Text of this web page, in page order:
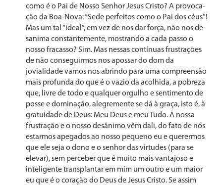
como é o Pai de Nosso Senhor Jesus Cristo? A provoca­
ção da Boa-Nova: “Sede perfeitos como o Pai dos céus”!
Mas um tal “ideal”, em vez de nos dar força, não nos de­
sanima constantemente, mostrando a cada passo o
nosso fracasso? Sim. Mas nessas contínuas frustrações
de não con­seguirmos nos apossar do dom da
jovialidade vamos nos abrindo para uma compreensão
mais profunda do que é o vazio da acolhida, a pobreza
que, livre de todo e qualquer orgulho e sentimento de
posse e dominação, alegremen­te se dá à graça, isto é, à
gratuidade de Deus: Meu Deus e meu Tudo. A nossa
frustração e o nosso desânimo vêm dali, do fato de nós
estarmos apegados ao nosso pequeno eu e querermos
que ele seja o dono e o senhor das virtu­des (para se
elevar), sem perceber que é muito mais van­tajoso e
inteligente transplantar em mim um outro e um maior
eu que é o coração do Deus de Jesus Cristo. Se as­sim